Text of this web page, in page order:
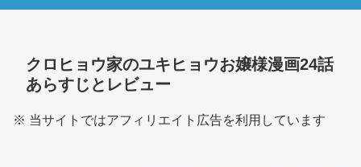
クロヒョウ家のユキヒョウお嬢様漫画24話
あらすじとレビュー
※ 当サイトではアフィリエイト広告を利用しています